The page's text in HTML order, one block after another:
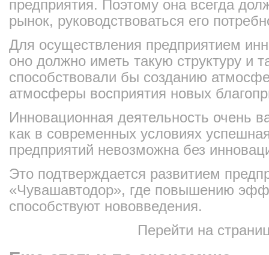
предприятия. Поэтому она всегда
рынок, руководствоваться его
Для осуществления предприятием
оно должно иметь такую структуру и
способствовали бы созданию
атмосферы восприятия новых
Инновационная деятельность очень
как в современных условиях
предприятий невозможна без
Это подтверждается развитием
«Чувашавтодор», где повышению
способствуют нововведения.
Перейти на